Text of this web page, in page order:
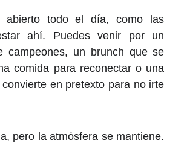
abierto todo el día, como las
ahí. Puedes venir por un
campeones, un brunch que se
comida para reconectar o una
en pretexto para no irte
pero la atmósfera se mantiene.